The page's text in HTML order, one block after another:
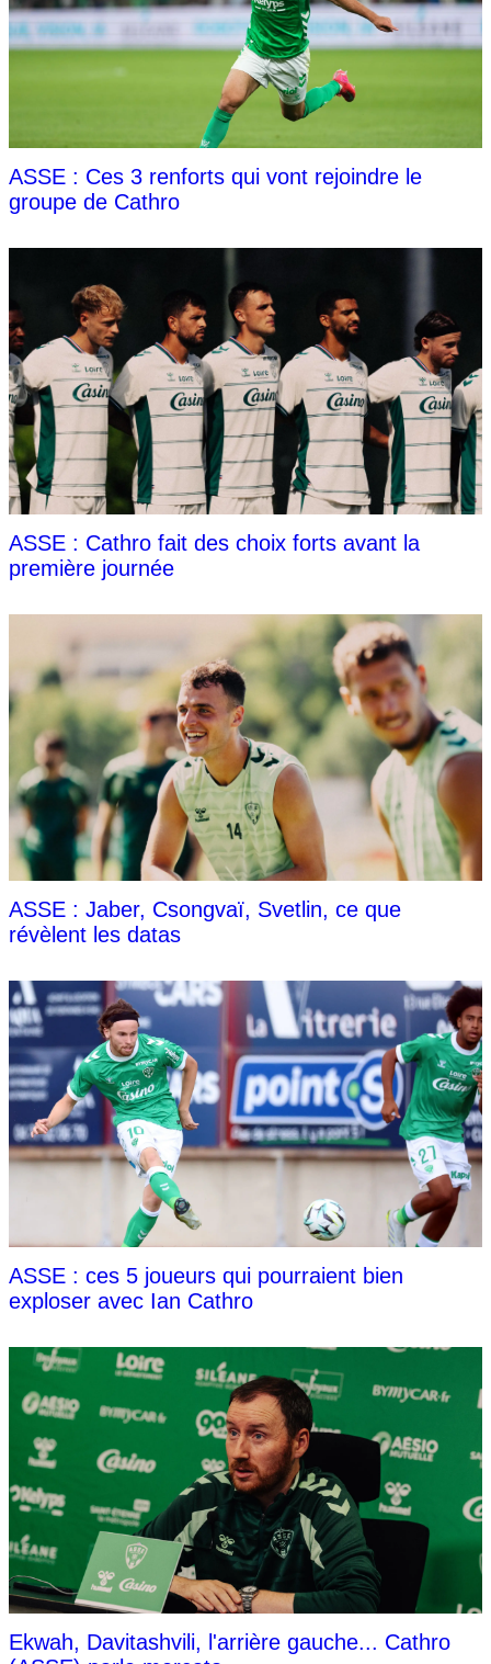
ASSE : Ces 3 renforts qui vont rejoindre le
groupe de Cathro
ASSE : Cathro fait des choix forts avant la
première journée
ASSE : Jaber, Csongvaï, Svetlin, ce que
révèlent les datas
ASSE : ces 5 joueurs qui pourraient bien
exploser avec Ian Cathro
Ekwah, Davitashvili, l'arrière gauche... Cathro